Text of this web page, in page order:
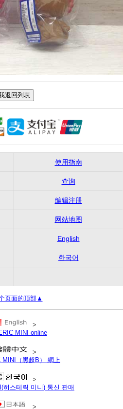
使用指南
查询
编辑注册
网站地图
English
한국어
页面的顶部▲
>
MINI online
>
MINI（黑超B） 網上
>
히스테릭 미니) 통신 판매
>